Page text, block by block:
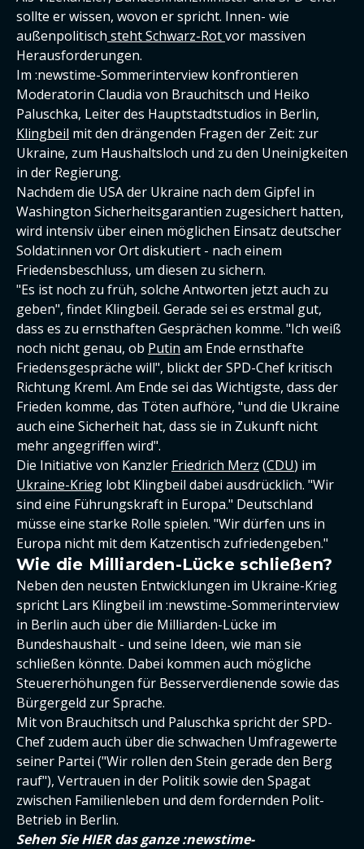
sollte er wissen, wovon er spricht. Innen- wie
außenpolitisch steht Schwarz-Rotvor massiven
Herausforderungen.
Im :newstime-Sommerinterview konfrontieren
Moderatorin Claudia von Brauchitsch und Heiko
Paluschka, Leiter des Hauptstadtstudios in Berlin,
Klingbeil mit den drängenden Fragen der Zeit: zur
Ukraine, zum Haushaltsloch und zu den Uneinigkeiten
in der Regierung.
Nachdem die USA der Ukraine nach dem Gipfel in
Washington Sicherheitsgarantien zugesichert hatten,
wird intensiv über einen möglichen Einsatz deutscher
Soldat:innen vor Ort diskutiert - nach einem
Friedensbeschluss, um diesen zu sichern.
"Es ist noch zu früh, solche Antworten jetzt auch zu
geben", findet Klingbeil. Gerade sei es erstmal gut,
dass es zu ernsthaften Gesprächen komme. "Ich weiß
noch nicht genau, ob Putin am Ende ernsthafte
Friedensgespräche will", blickt der SPD-Chef kritisch
Richtung Kreml. Am Ende sei das Wichtigste, dass der
Frieden komme, das Töten aufhöre, "und die Ukraine
auch eine Sicherheit hat, dass sie in Zukunft nicht
mehr angegriffen wird".
Die Initiative von Kanzler Friedrich Merz (CDU) im
Ukraine-Krieg lobt Klingbeil dabei ausdrücklich. "Wir
sind eine Führungskraft in Europa." Deutschland
müsse eine starke Rolle spielen. "Wir dürfen uns in
Europa nicht mit dem Katzentisch zufriedengeben."
Wie die Milliarden-Lücke schließen?
Neben den neusten Entwicklungen im Ukraine-Krieg
spricht Lars Klingbeil im :newstime-Sommerinterview
in Berlin auch über die Milliarden-Lücke im
Bundeshaushalt - und seine Ideen, wie man sie
schließen könnte. Dabei kommen auch mögliche
Steuererhöhungen für Besserverdienende sowie das
Bürgergeld zur Sprache.
Mit von Brauchitsch und Paluschka spricht der SPD-
Chef zudem auch über die schwachen Umfragewerte
seiner Partei ("Wir rollen den Stein gerade den Berg
rauf"), Vertrauen in der Politik sowie den Spagat
zwischen Familienleben und dem fordernden Polit-
Betrieb in Berlin.
Sehen Sie HIER das ganze :newstime-